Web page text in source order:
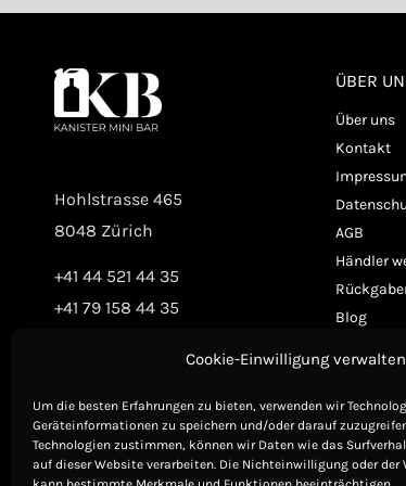
Cookie-Einwilligung verwalten
Um die besten Erfahrungen zu bieten, verwenden wir
Geräteinformationen zu speichern und/oder darauf
Technologien zustimmen, können wir Daten wie das
auf dieser Website verarbeiten. Die Nichteinwilligung oder
Hohlstrasse 465
8048 Zürich
+41 44 521 44 35
+41 79 158 44 35
ÜBER
Über uns
Kontakt
AGB
Händler
Blog